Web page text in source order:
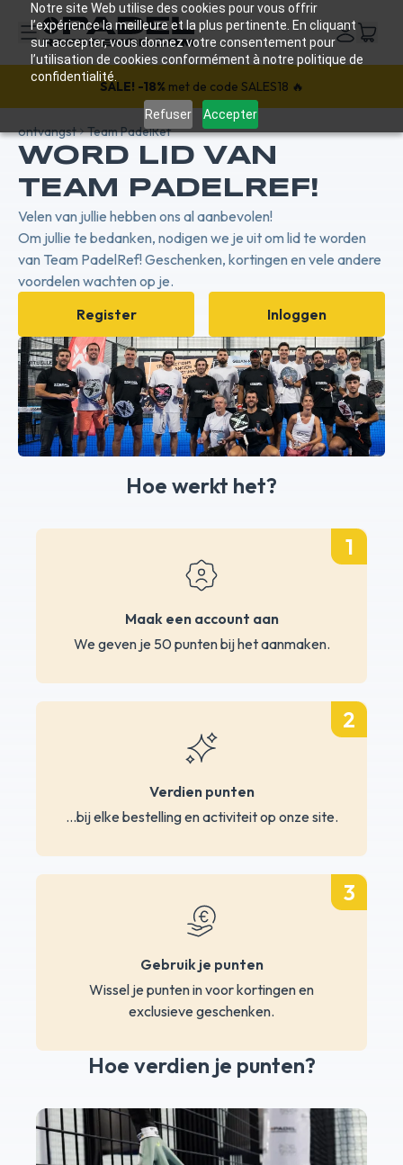
Notre site Web utilise des cookies pour vous offrir
l’expérience la meilleure et la plus pertinente. En cliquant
sur accepter, vous donnez votre consentement pour
l’utilisation de cookies conformément à notre politique de
confidentialité.
Refuser Accepter
SALE! -18% met de code SALES18 🔥
ontvangst Team PadelRef
WORD LID VAN
TEAM PADELREF!
Velen van jullie hebben ons al aanbevolen!
Om jullie te bedanken, nodigen we je uit om lid te worden
van Team PadelRef! Geschenken, kortingen en vele andere
voordelen wachten op je.
Register
Inloggen
Hoe werkt het?
1
Maak een account aan
We geven je 50 punten bij het aanmaken.
2
Verdien punten
...bij elke bestelling en activiteit op onze site.
3
Gebruik je punten
Wissel je punten in voor kortingen en
exclusieve geschenken.
Hoe verdien je punten?